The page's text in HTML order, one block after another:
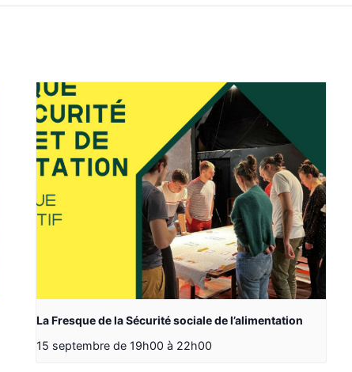
La Fresque de la Sécurité sociale de l’alimentation
15 septembre de 19h00 à 22h00